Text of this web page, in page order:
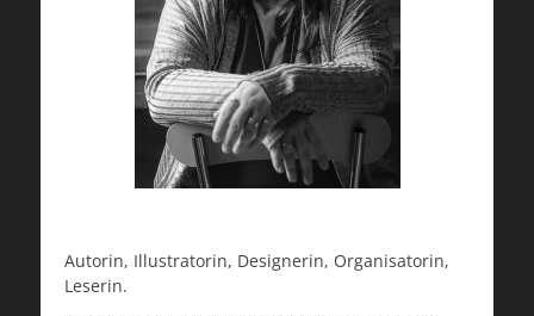
Autorin, Illustratorin, Designerin, Organisatorin,
Leserin.